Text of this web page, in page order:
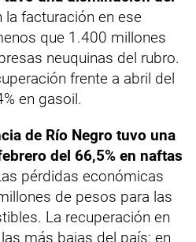
la facturación en ese
que 1.400 millones
neuquinas del rubro.
frente a abril del
en gasoil.
de Río Negro tuvo una
del 66,5% en naftas
pérdidas económicas
de pesos para las
La recuperación en
más bajas del país: en